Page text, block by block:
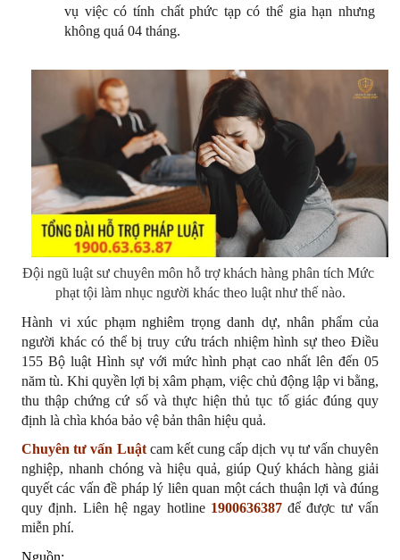
vụ việc có tính chất phức tạp có thể gia hạn nhưng
không quá 04 tháng.
Đội ngũ luật sư chuyên môn hỗ trợ khách hàng phân tích Mức
phạt tội làm nhục người khác theo luật như thế nào.
Hành vi xúc phạm nghiêm trọng danh dự, nhân phẩm của
người khác có thể bị truy cứu trách nhiệm hình sự theo Điều
155 Bộ luật Hình sự với mức hình phạt cao nhất lên đến 05
năm tù. Khi quyền lợi bị xâm phạm, việc chủ động lập vi bằng,
thu thập chứng cứ số và thực hiện thủ tục tố giác đúng quy
định là chìa khóa bảo vệ bản thân hiệu quả.
Chuyên tư vấn Luật cam kết cung cấp dịch vụ tư vấn chuyên
nghiệp, nhanh chóng và hiệu quả, giúp Quý khách hàng giải
quyết các vấn đề pháp lý liên quan một cách thuận lợi và đúng
quy định. Liên hệ ngay hotline 1900636387 để được tư vấn
miễn phí.
Nguồn: